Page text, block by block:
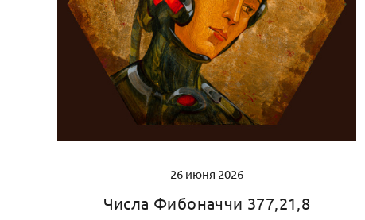
26 июня 2026
Числа Фибоначчи 377,21,8